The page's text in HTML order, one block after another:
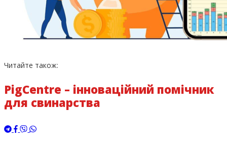
Читайте також:
PigCentre – інноваційний помічник
для свинарства